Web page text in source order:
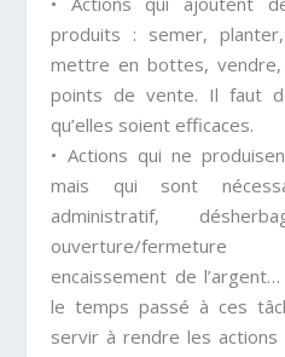
produits : semer,
mettre en bottes,
points de vente. Il faut
qu’elles soient efficaces.
• Actions qui ne
mais qui sont
administratif,
ouverture/
encaissement de
le temps passé à ces
servir à rendre les actions